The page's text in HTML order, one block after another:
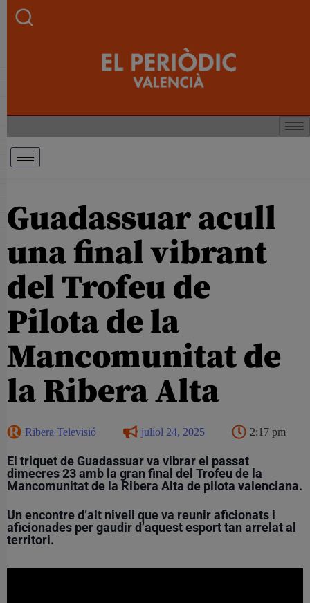
Guadassuar acull
una final vibrant
del Trofeu de
Pilota de la
Mancomunitat de
la Ribera Alta
Ribera Televisió juliol 24, 2025 2:17 pm
El triquet de Guadassuar va vibrar el passat
dimecres 23 amb la gran final del Trofeu de la
Mancomunitat de la Ribera Alta de pilota valenciana.
Un encontre d’alt nivell que va reunir aficionats i
aficionades per gaudir d’aquest esport tan arrelat al
territori.